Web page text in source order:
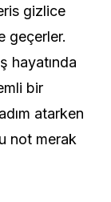
gizlice
geçerler.
hayatında
bir
atarken
not merak